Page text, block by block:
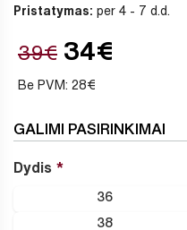
Pristatymas: per 4 - 7 d.d.
39€ 34€
Be PVM: 28€
GALIMI PASIRINKIMAI
Dydis
36
38